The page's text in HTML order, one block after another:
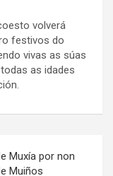
volverá
festivos do
vivas as súas
as idades
Muxía por non
Muiños